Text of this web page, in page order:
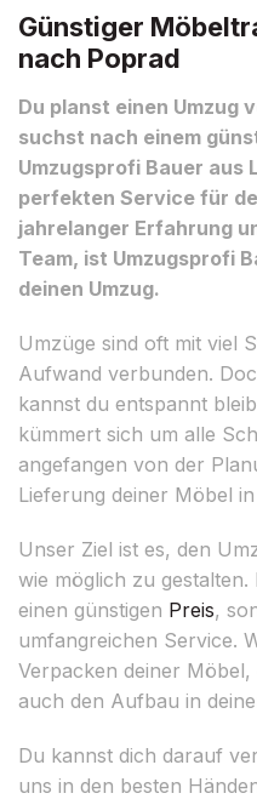
Günstiger
nach Poprad
Du planst einen Umzug
suchst nach einem
Umzugsprofi Bauer aus
perfekten Service für
jahrelanger Erfahrung
Team, ist Umzugsprofi
deinen Umzug.
Umzüge sind oft mit viel
Aufwand verbunden.
kannst du entspannt
kümmert sich um alle
angefangen von der
Lieferung deiner Möbel
Unser Ziel ist es, den
wie möglich zu
einen günstigen Preis,
umfangreichen Service.
Verpacken deiner
auch den Aufbau in
Du kannst dich darauf
uns in den besten